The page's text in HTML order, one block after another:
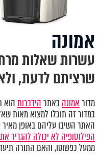
אמונה
עשרות שאלות
שרציתם לדעת,
מדוראמונהבאתרהידברותהוא
במדור זה תוכלו למצוא מאות
האתר השיבו עליהם באופן מאיר
הפילוסופיה לא יכולה להגדיר
ממעל כפשוטו, והאם התורה